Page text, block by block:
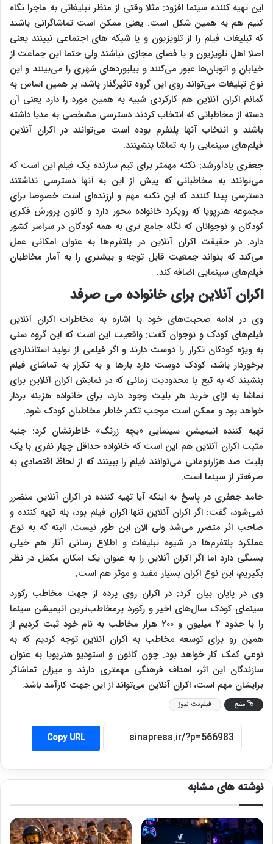
این تهیه کننده سینما افزود: مثلا وقتی از منظر تبلیغاتی به ماجرا نگاه
کنیم هم به همین شکل است. یعنی ممکن است تماشاگرانی باشند
که تبلیغات فیلم را از تلویزیون و یا شبکه های اجتماعی نبینند یعنی
اصلا اهل تلویزیون و یا فضای مجازی نباشند ولی حتما این جماعت از
خیابان و اتوبان‌ها عبور می‌کنند و بیلبوردهای شهری را می‌بینند و این
نوع تبلیغات می‌تواند روی این گروه تاثیرگذار باشد، بر همین اساس به
گمانم اکران آنلاین هم کارکردی شبیه به همین مورد را دارد یعنی آن
دسته از مخاطبانی که انتخاب کردند دسترسی مشخصی به مدیا داشته
باشند و انتخاب آنها پلتفرم بوده است می‌توانند در اکران آنلاین
فیلم‌های سینمایی را به تماشا بنشینند.
جعفری یادآورشد: نکته مهمتر برای تیم سازنده یک فیلم این است که
می‌توانند به مخاطبانی که پیش از این به آنها دسترسی نداشتند
دسترسی پیدا کنندد که این نکته مهم و ارزنده‌ای است خصوصا برای
مجموعه هنرپویا که رویکرد خانواده محور دارد و کانون پرورش فکری
کودکان و‌ نوجوانان که نگاه جامع تری به همه کودکان در سراسر کشور
دارد. در حقیقت اکران آنلاین در پلتفرم‌ها به عنوان امکانی عمل
می‌کند که بتواند جمعیت قابل توجه و بیشتری را به آمار مخاطبان
فیلم‌های سینمایی اضافه کند.
اکران آنلاین برای خانواده می صرفد
وی در ادامه صحبت‌های خود با اشاره به مخاطرات اکران آنلاین
فیلم‌های کودک و نوجوان گفت: واقعیت این است که این گروه سنی
به ویژه کودکان تکرار را دوست دارند و اگر فیلمی از تولید استانداردی
برخوردار باشد، کودک دوست دارد بارها و به تکرار به تماشای فیلم
بنشیند که به تبع با محدودیت زمانی که در نمایش اکران آنلاین برای
تماشا به ازای خرید هر بلیت وجود دارد، برای خانواده هزینه بردار
خواهد بود و ممکن است موجب تکدر خاطر مخاطبان کودک شود.
تهیه کننده انیمیشن سینمایی «بچه زرنگ» خاطرنشان کرد: جنبه
مثبت اکران آنلاین هم این است که خانواده حداقل چهار نفری با یک
بلیت صد هزارتومانی می‌توانند فیلم را ببینند که از لحاظ اقتصادی به
صرفه‌تر از سینما است.
حامد جعفری در پاسخ به اینکه آیا تهیه کننده در اکران آنلاین متضرر
نمی‌شود، گفت: اگر اکران آنلاین تنها اکران فیلم بود، بله تهیه کننده و
صاحب اثر متضرر می‌شد ولی الان این طور نیست. البته که به نوع
عملکرد پلتفرم‌ها در شیوه تبلیغات و اطلاع رسانی آثار هم خیلی
بستگی دارد اما اگر اکران آنلاین را به عنوان یک امکان مکمل در نظر
بگیریم، این نوع اکران بسیار مفید و موثر هم است.
وی در پایان بیان کرد: در اکران روی پرده از جهت مخاطب رکورد
سینمای کودک سال‌های اخیر و رکورد پرمخاطب‌ترین انیمیشن سینما
را با حدود ۲ میلیون و ۲۰۰ هزار مخاطب به نام خود ثبت کردیم از
همین رو برای توسعه مخاطب به اکران آنلاین توجه کردیم که به
نوعی کمک کار خواهد بود. چون کانون و استودیو هنرپویا به عنوان
سازندگان این اثر، اهداف فرهنگی مهمتری دارند و میزان تماشاگر
برایشان مهم است، اکران آنلاین می‌تواند از این جهت کارآمد باشد.
منبع فیلم‌نت نیوز
Copy URL
نوشته های مشابه